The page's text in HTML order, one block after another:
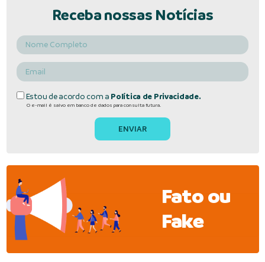
Receba nossas Notícias
Estou de acordo com a Política de Privacidade.
O e-mail é salvo em banco de dados para consulta futura.
Fato ou
Fake